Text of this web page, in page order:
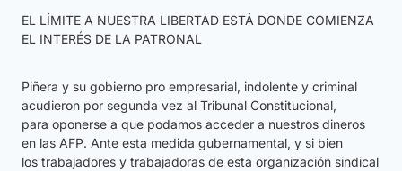
EL LÍMITE A NUESTRA LIBERTAD ESTÁ DONDE COMIENZA
EL INTERÉS DE LA PATRONAL
Piñera y su gobierno pro empresarial, indolente y criminal
acudieron por segunda vez al Tribunal Constitucional,
para oponerse a que podamos acceder a nuestros dineros
en las AFP. Ante esta medida gubernamental, y si bien
los trabajadores y trabajadoras de esta organización sindical